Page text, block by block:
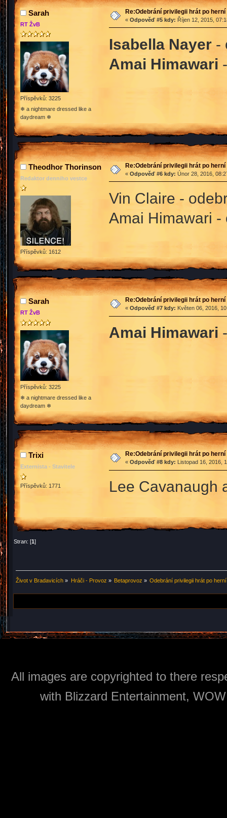
Sarah
RT ŽvB
Příspěvků: 3225
❄ a nightmare dressed like a
daydream ❄
Re:Odebrání privilegii hrát po herní
« Odpověď #5 kdy: Říjen 12, 2015,
Isabella Nayer-
Amai Himawari
Theodhor Thorinson
Redaktor denniho vestce
Příspěvků: 1612
Re:Odebrání privilegii hrát po herní
« Odpověď #6 kdy: Únor 28, 2016,
Vin Claire -
Amai Himawari
Sarah
RT ŽvB
Příspěvků: 3225
❄ a nightmare dressed like a
daydream ❄
Re:Odebrání privilegii hrát po herní
« Odpověď #7 kdy: Květen 06, 2016,
Amai Himawari
Trixi
Externista - Stavitele
Příspěvků: 1771
Re:Odebrání privilegii hrát po herní
« Odpověď #8 kdy: Listopad 16, 2016,
Lee Cavanaugh
Stran: [1]
Život v Bradavicích » Hráči - Provoz » Betaprovoz » Odebrání privilegii hrát po
All images are copyrighted to there
with Blizzard Entertainment,